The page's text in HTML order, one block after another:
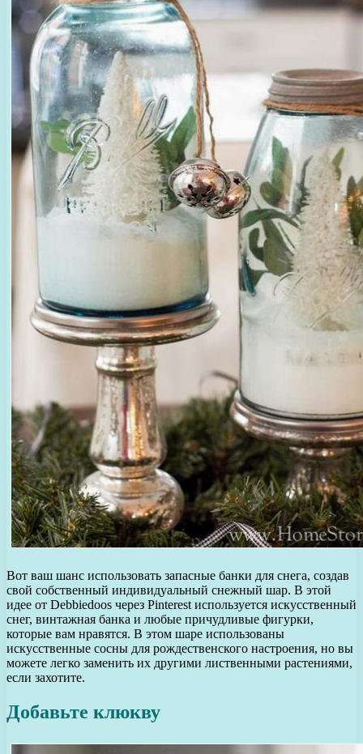
Вот ваш шанс использовать запасные банки для снега, создав
свой собственный индивидуальный снежный шар. В этой
идее от Debbiedoos через Pinterest используется искусственный
снег, винтажная банка и любые причудливые фигурки,
которые вам нравятся. В этом шаре использованы
искусственные сосны для рождественского настроения, но вы
можете легко заменить их другими лиственными растениями,
если захотите.
Добавьте клюкву